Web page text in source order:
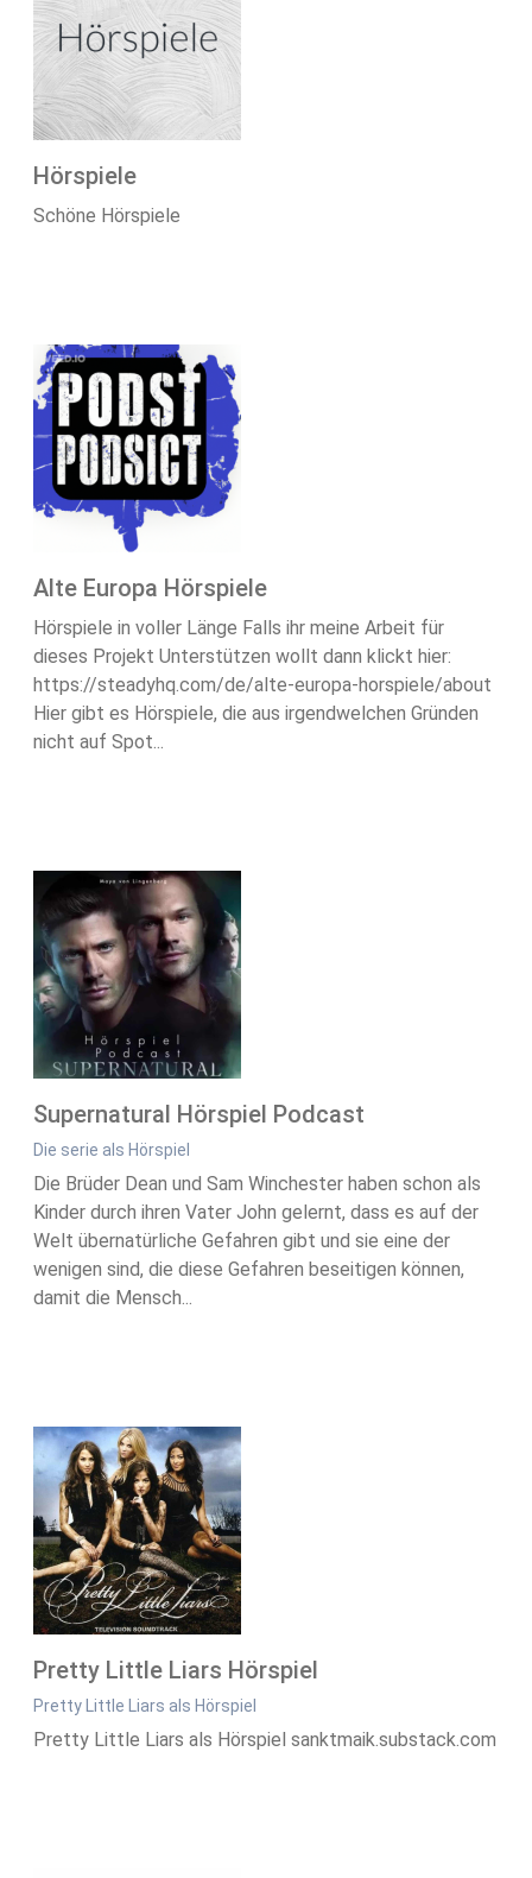
Hörspiele
Schöne Hörspiele
Alte Europa Hörspiele
Hörspiele in voller Länge Falls ihr meine Arbeit für
dieses Projekt Unterstützen wollt dann klickt hier:
https://steadyhq.com/de/alte-europa-horspiele/about
Hier gibt es Hörspiele, die aus irgendwelchen Gründen
nicht auf Spot...
Supernatural Hörspiel Podcast
Die serie als Hörspiel
Die Brüder Dean und Sam Winchester haben schon als
Kinder durch ihren Vater John gelernt, dass es auf der
Welt übernatürliche Gefahren gibt und sie eine der
wenigen sind, die diese Gefahren beseitigen können,
damit die Mensch...
Pretty Little Liars Hörspiel
Pretty Little Liars als Hörspiel
Pretty Little Liars als Hörspiel sanktmaik.substack.com